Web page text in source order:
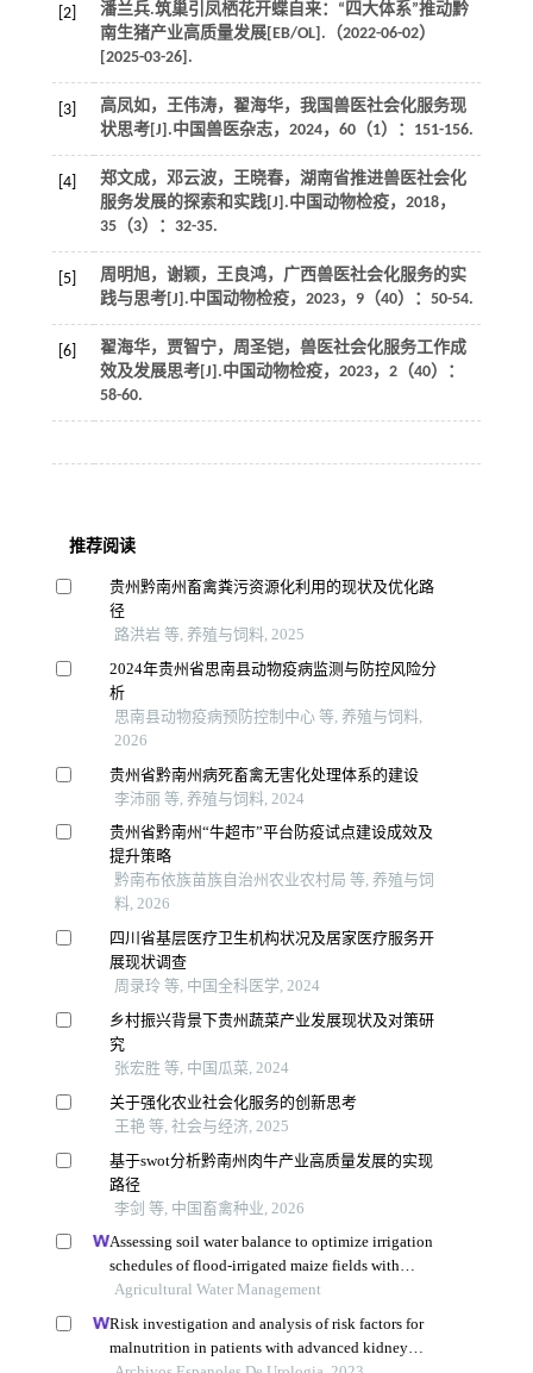
[2]
潘兰兵.筑巢引凤栖花开蝶自来：“四大体系”推动黔
南生猪产业高质量发展[EB/OL].（2022-06-02）
[2025-03-26].
[3]
高凤如，王伟涛，翟海华，我国兽医社会化服务现
状思考[J].中国兽医杂志， 2024， 60（1）：151-156.
[4]
郑文成，邓云波，王晓春，湖南省推进兽医社会化
服务发展的探索和实践[J].中国动物检疫， 2018，
35（3）：32-35.
[5]
周明旭，谢颖，王良鸿，广西兽医社会化服务的实
践与思考[J].中国动物检疫， 2023， 9（40）：50-54.
[6]
翟海华，贾智宁，周圣铠，兽医社会化服务工作成
效及发展思考[J].中国动物检疫， 2023， 2（40）：
58-60.